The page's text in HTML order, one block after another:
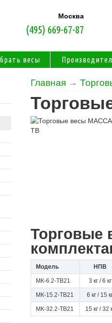
Главная →
Торговые
Модель НПВ
МК-6.2-ТВ21 3 кг / 6 кг
МК-15.2-ТВ21 6 кг / 15
МК-32.2-ТВ21 15 кг / 32
Москва
(495) 669-67-87
весы